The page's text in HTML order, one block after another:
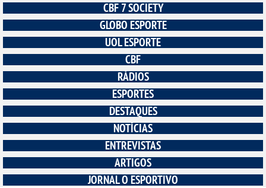
CBF 7 SOCIETY
GLOBO ESPORTE
UOL ESPORTE
CBF
RÁDIOS
ESPORTES
DESTAQUES
NOTÍCIAS
ENTREVISTAS
ARTIGOS
JORNAL O ESPORTIVO